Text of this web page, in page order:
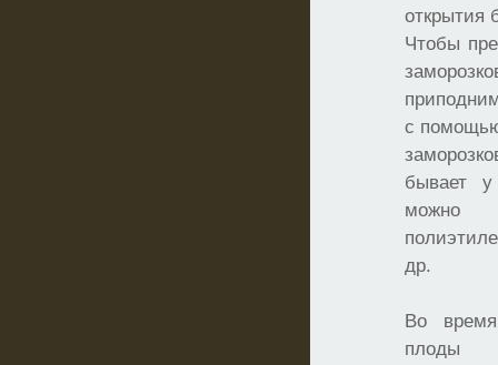
открытия
Чтобы
с
бывает
можно
др.
Во
плоды